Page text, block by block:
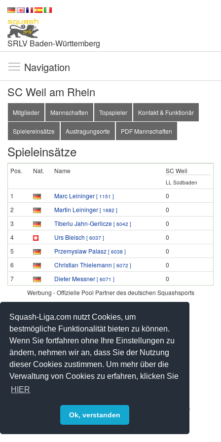
Squash-Liga.com nutzt Cookies, um
bestmögliche Funktionalität bieten zu können.
Wenn Sie fortfahren ohne Ihre Einstellungen zu
ändern, nehmen wir an, dass Sie der Nutzung
dieser Cookies zustimmen. Um mehr über die
Verwaltung von Cookies zu erfahren, klicken Sie
HIER
Ok, verstanden
SRLV Baden-Württemberg
Navigation
SC Weil am Rhein
Mitglieder Mannschaften Topspieler Kontakt & Funktionär
Spielereinsätze Austragungsorte PDF Mannschaften
Spieleinsätze
Pos. Nat. Name SC Weil
LL Südbaden
1 Marc Leininger [ 1151 ]
0
2
Martin Leininger [ 1682 ]
0
3
Tiberiu Jahn-Gerlicze [ 6042 ]
0
4
Urs Bleisch [ 6037 ]
0
5
Przemyslaw Palasz [ 6038 ]
0
6
Christian Thielemann [ 6072 ]
0
7
Dieter Messner [ 6071 ]
0
Werbung - Offizielle Pool Partner des deutschen Squashsports
© 2008-2026 by Squash-Liga.com Alle Rechte vorbehalten.
Impressum|Datenschutz